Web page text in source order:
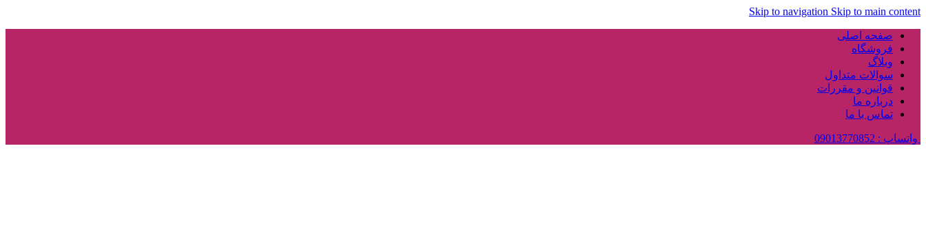
Skip to navigation Skip to main content
صفحه اصلی
فروشگاه
وبلاگ
سوالات متداول
قوانین و مقررات
درباره ما
تماس با ما
واتساپ : 09013770852